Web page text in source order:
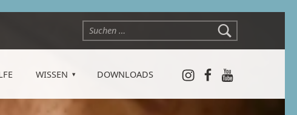
WISSEN DOWNLOADS
Instagram
Facebook
YouTube